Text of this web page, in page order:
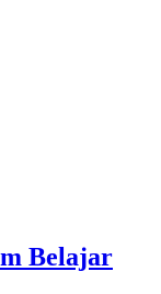
Belajar